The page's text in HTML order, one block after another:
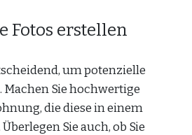
Fotos erstellen
um potenzielle
Sie hochwertige
die diese in einem
Sie auch, ob Sie